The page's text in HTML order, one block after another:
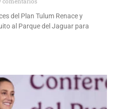
del Plan Tulum Renace y
al Parque del Jaguar para